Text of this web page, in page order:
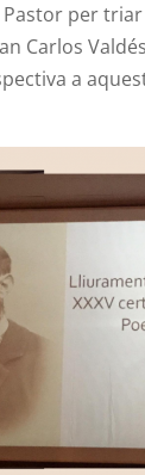
per
Carlos
a